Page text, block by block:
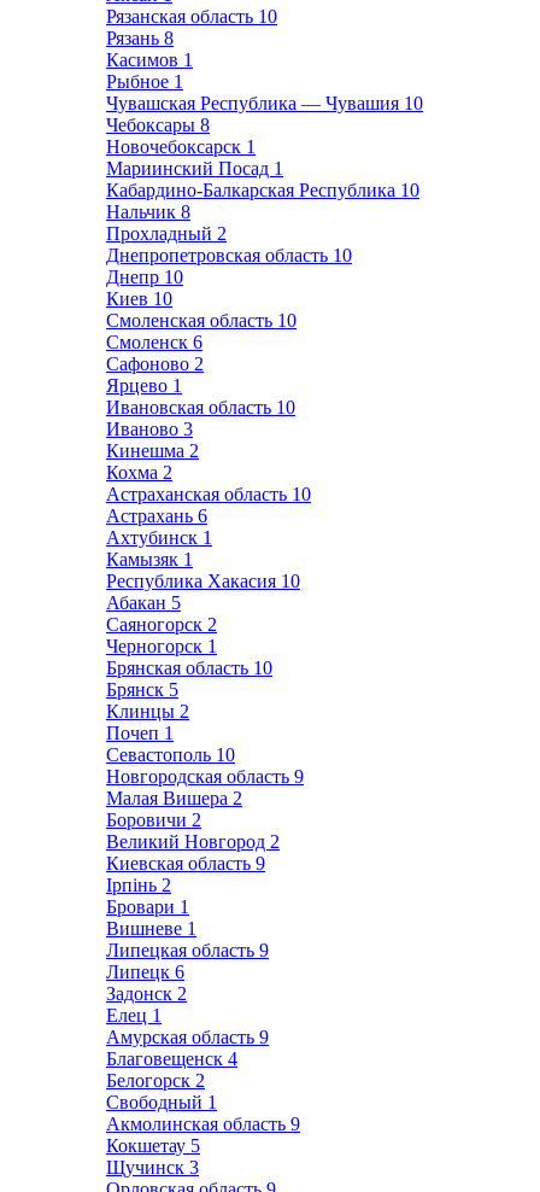
Рязанская область 10
Рязань 8
Касимов 1
Рыбное 1
Чувашская Республика — Чувашия 10
Чебоксары 8
Новочебоксарск 1
Мариинский Посад 1
Кабардино-Балкарская Республика 10
Нальчик 8
Прохладный 2
Днепропетровская область 10
Днепр 10
Киев 10
Смоленская область 10
Смоленск 6
Сафоново 2
Ярцево 1
Ивановская область 10
Иваново 3
Кинешма 2
Кохма 2
Астраханская область 10
Астрахань 6
Ахтубинск 1
Камызяк 1
Республика Хакасия 10
Абакан 5
Саяногорск 2
Черногорск 1
Брянская область 10
Брянск 5
Клинцы 2
Почеп 1
Севастополь 10
Новгородская область 9
Малая Вишера 2
Боровичи 2
Великий Новгород 2
Киевская область 9
Ірпінь 2
Бровари 1
Вишневе 1
Липецкая область 9
Липецк 6
Задонск 2
Елец 1
Амурская область 9
Благовещенск 4
Белогорск 2
Свободный 1
Акмолинская область 9
Кокшетау 5
Щучинск 3